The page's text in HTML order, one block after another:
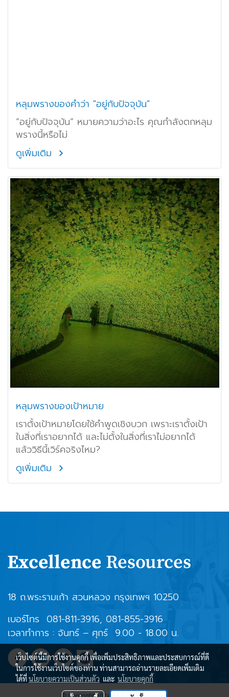
หลุมพรางของคำว่า "อยู่กับปัจจุบัน"
“อยู่กับปัจจุบัน” หมายความว่าอะไร คุณกำลังตกหลุม
พรางนี้หรือไม่
ดูเพิ่มเติม
หลุมพรางของเป้าหมาย
เราตั้งเป้าหมายโดยใช้คำพูดเชิงบวก เพราะเราตั้งเป้า
ในสิ่งที่เราอยากได้ และไม่ตั้งในสิ่งที่เราไม่อยากได้
แล้ววิธีนี้เวิร์คจริงไหม?
ดูเพิ่มเติม
18 ถ.พระรามเก้า สวนหลวง กรุงเทพฯ 10250
เบอร์โทร 081-811-3916, 081-855-3916
เวลาทำการ : จันทร์ – ศุกร์ 9.00 - 18.00 น.
เว็บไซต์นี้มีการใช้งานคุกกี้ เพื่อเพิ่มประสิทธิภาพและประสบการณ์ที่ดี
ในการใช้งานเว็บไซต์ของท่าน ท่านสามารถอ่านรายละเอียดเพิ่มเติม
ได้ที่นโยบายความเป็นส่วนตัว และ นโยบายคุกกี้